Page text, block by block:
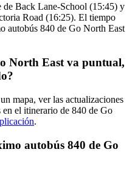
de Back Lane-School (15:45) y
Road (16:25). El tiempo
autobús 840 de Go North East
North East va puntual,
mapa, ver las actualizaciones
el itinerario de 840 de Go
.
autobús 840 de Go